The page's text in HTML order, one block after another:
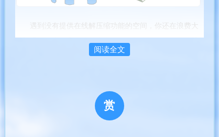
遇到没有提供在线解压缩功能的空间，你还在浪费大
量时间去一个一个地将单个文件上传到空间上吗？虽然现
在大部分空间已经有了在线解压功能，但是部分空间依然
面对这样的空间，本着节省时间加快效率的目的，我
们可以自己上传一个PHP在线解压缩代码实现压缩解压功
能，效果当然与自带的解压缩是一样的。本篇免费软件文
阅读全文
赏